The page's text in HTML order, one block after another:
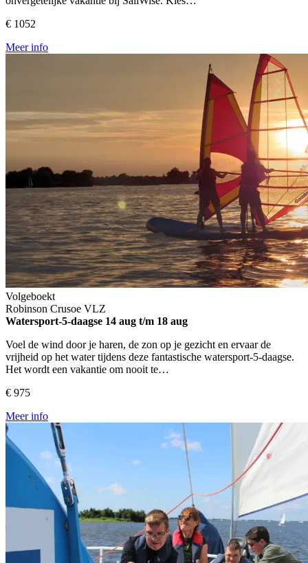
€ 1052
Meer info
Volgeboekt
Robinson Crusoe VLZ
Watersport-5-daagse 14 aug t/m 18 aug
Voel de wind door je haren, de zon op je gezicht en ervaar de
vrijheid op het water tijdens deze fantastische watersport-5-daagse.
Het wordt een vakantie om nooit te…
€ 975
Meer info